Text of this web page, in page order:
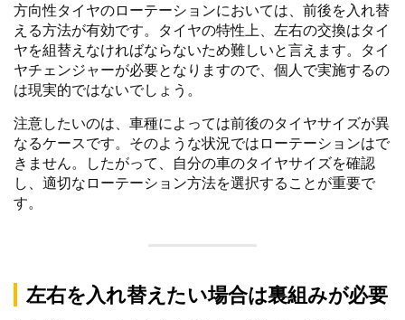
方向性タイヤのローテーションにおいては、前後を入れ替
える方法が有効です。タイヤの特性上、左右の交換はタイ
ヤを組替えなければならないため難しいと言えます。タイ
ヤチェンジャーが必要となりますので、個人で実施するの
は現実的ではないでしょう。
注意したいのは、車種によっては前後のタイヤサイズが異
なるケースです。そのような状況ではローテーションはで
きません。したがって、自分の車のタイヤサイズを確認
し、適切なローテーション方法を選択することが重要で
す。
左右を入れ替えたい場合は裏組みが必要